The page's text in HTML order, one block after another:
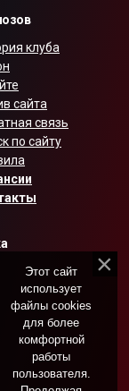
клуба
сайта
связь
по сайту
Этот сайт
использует
файлы cookies
для более
комфортной
работы
пользователя.